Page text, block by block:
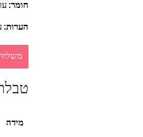
חומר:
הערות:
משלוח
מידה